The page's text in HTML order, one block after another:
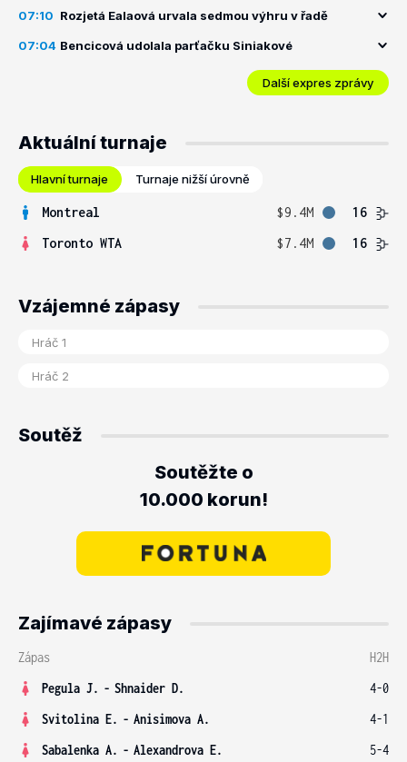
07:10 Rozjetá Ealaová urvala sedmou výhru v řadě
07:04 Bencicová udolala parťačku Siniakové
Další expres zprávy
Aktuální turnaje
Hlavní turnaje Turnaje nižší úrovně
Montreal $9.4M
16
Toronto WTA
$7.4M 16
Vzájemné zápasy
Soutěž
Soutěžte o
10.000 korun!
Zajímavé zápasy
Zápas
H2H
Pegula J. - Shnaider D.
4-0
Svitolina E. - Anisimova A.
4-1
Sabalenka A. - Alexandrova E.
5-4